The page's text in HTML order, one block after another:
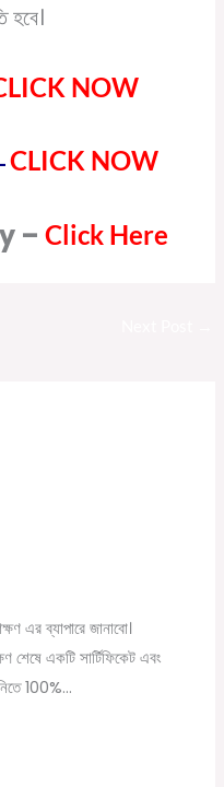
NOW
CLICK NOW
– Click Here
এর ব্যাপারে জানাবো।
শেষে একটি সার্টিফিকেট এবং
100%…